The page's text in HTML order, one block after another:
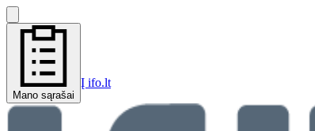
Mano sąrašai
Į ifo.lt